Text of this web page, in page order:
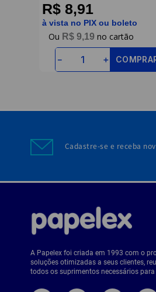
R$ 8,91
à vista no PIX ou boleto
R$ 9,19
＋
－
Cadastre-se e receba
A Papelex foi criada em 1993 com o
soluções otimizadas a seus clientes,
todos os suprimentos necessários